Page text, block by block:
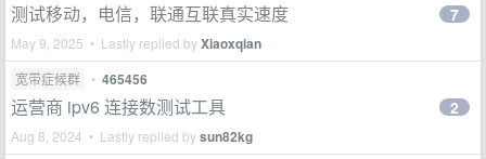
测试移动，电信，联通互联真实速度
May 9, 2025 • Lastly replied byXiaoxqian
7
宽带症候群 • 465456
运营商 ipv6 连接数测试工具
Aug 8, 2024 • Lastly replied bysun82kg
2